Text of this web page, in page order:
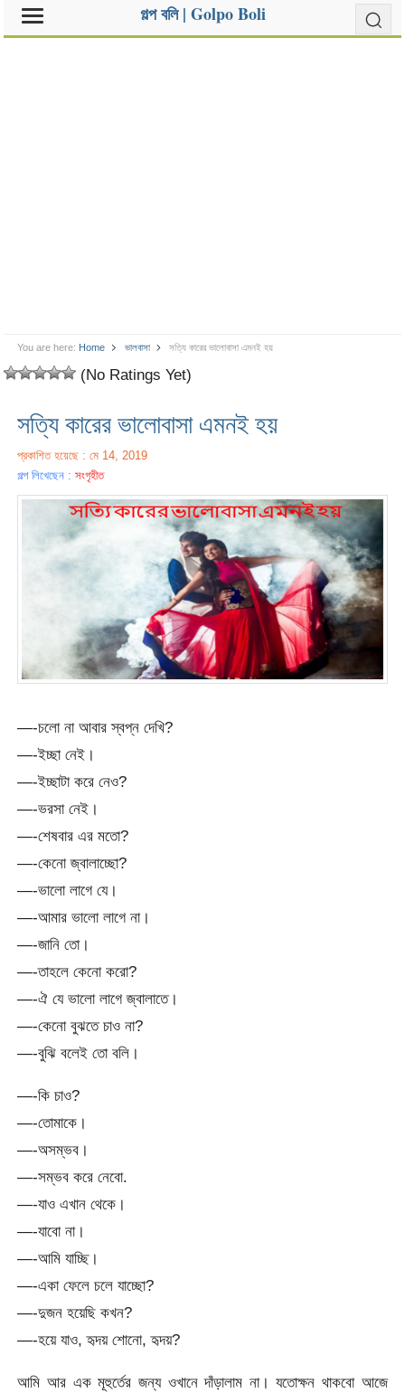
গল্প বলি | Golpo Boli
You are here: Home ভালবাসা সত্যি কারের ভালোবাসা এমনই হয়
(No Ratings Yet)
সত্যি কারের ভালোবাসা এমনই হয়
প্রকাশিত হয়েছে : মে 14, 2019
গল্প লিখেছেন :সংগৃহীত
—-চলো না আবার স্বপ্ন দেখি?
—-ইচ্ছা নেই।
—-ইচ্ছাটা করে নেও?
—-ভরসা নেই।
—-শেষবার এর মতো?
—-কেনো জ্বালাচ্ছো?
—-ভালো লাগে যে।
—-আমার ভালো লাগে না।
—-জানি তো।
—-তাহলে কেনো করো?
—-ঐ যে ভালো লাগে জ্বালাতে।
—-কেনো বুঝতে চাও না?
—-বুঝি বলেই তো বলি।
—-কি চাও?
—-তোমাকে।
—-অসম্ভব।
—-সম্ভব করে নেবো.
—-যাও এখান থেকে।
—-যাবো না।
—-আমি যাচ্ছি।
—-একা ফেলে চলে যাচ্ছো?
—-দুজন হয়েছি কখন?
—-হয়ে যাও, হৃদয় শোনো, হৃদয়?
আমি আর এক মূহুর্তের জন্য ওখানে দাঁড়ালাম না। যতোক্ষন থাকবো আজে